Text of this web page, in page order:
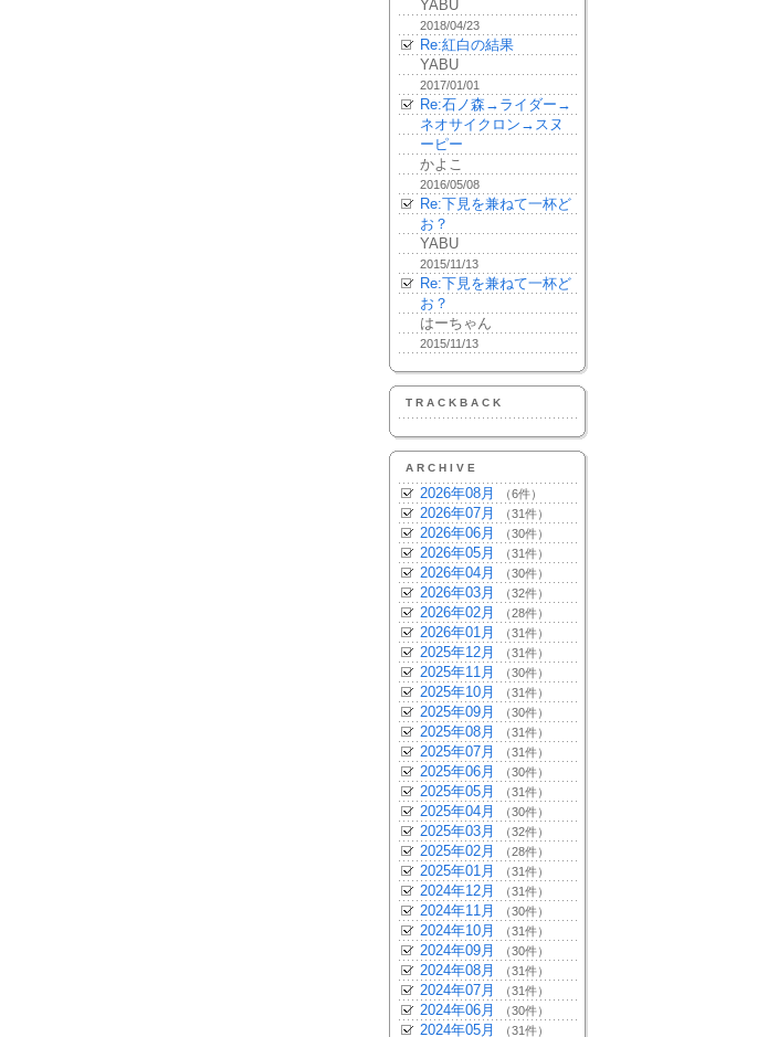
YABU
2018/04/23
Re:紅白の結果
YABU
2017/01/01
Re:石ノ森→ライダー→
ネオサイクロン→スヌ
ーピー
かよこ
2016/05/08
Re:下見を兼ねて一杯ど
お？
YABU
2015/11/13
Re:下見を兼ねて一杯ど
お？
はーちゃん
2015/11/13
TRACKBACK
ARCHIVE
2026年08月 （6件）
2026年07月 （31件）
2026年06月 （30件）
2026年05月 （31件）
2026年04月 （30件）
2026年03月 （32件）
2026年02月 （28件）
2026年01月 （31件）
2025年12月 （31件）
2025年11月 （30件）
2025年10月 （31件）
2025年09月 （30件）
2025年08月 （31件）
2025年07月 （31件）
2025年06月 （30件）
2025年05月 （31件）
2025年04月 （30件）
2025年03月 （32件）
2025年02月 （28件）
2025年01月 （31件）
2024年12月 （31件）
2024年11月 （30件）
2024年10月 （31件）
2024年09月 （30件）
2024年08月 （31件）
2024年07月 （31件）
2024年06月 （30件）
2024年05月 （31件）